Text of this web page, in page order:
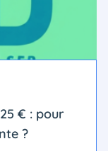
€ : pour
?